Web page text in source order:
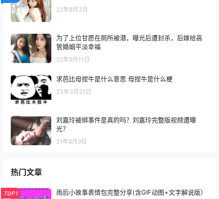
22年8月3日
为了上位甘愿在厕所被潜，曝光后遭封杀，后嫁给高
管婚姻平淡幸福
22年9月11日
求芭比母捏牛是什么意思 母捏牛是什么梗
23年3月21日
刘嘉玲被绑事件是真的吗？刘嘉玲完整版视频遭曝
光？
21年9月9日
热门文章
TOP1 雨后小故事表情包完整分享(含GIF动图+文字解说版）